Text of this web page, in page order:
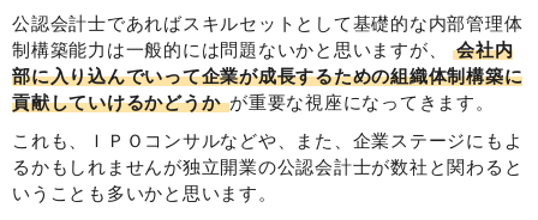
公認会計士であればスキルセットとして基礎的な内部管理体
制構築能力は一般的には問題ないかと思いますが、
会社内
部に入り込んでいって企業が成長するための組織体制構築に
貢献していけるかどうか が重要な視座になってきます。
これも、ＩＰＯコンサルなどや、また、企業ステージにもよ
るかもしれませんが独立開業の公認会計士が数社と関わると
いうことも多いかと思います。